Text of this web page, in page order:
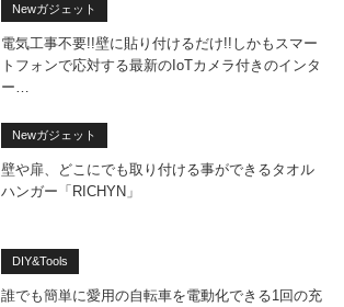
Newガジェット
電気工事不要!!壁に貼り付けるだけ!!しかもスマー
トフォンで応対する最新のIoTカメラ付きのインタ
ー…
Newガジェット
壁や扉、どこにでも取り付ける事ができるタオル
ハンガー「RICHYN」
DIY&Tools
誰でも簡単に愛用の自転車を電動化できる1回の充